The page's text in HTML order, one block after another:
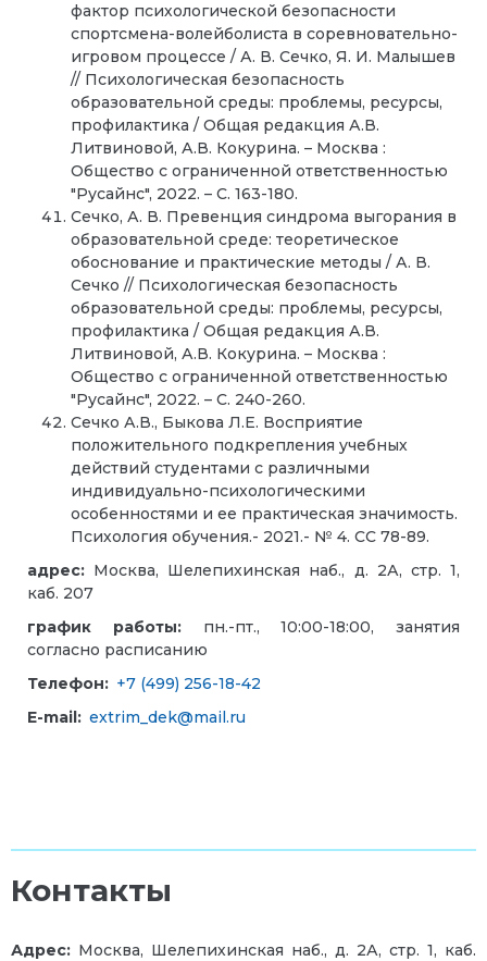
фактор психологической безопасности
спортсмена-волейболиста в соревновательно-
игровом процессе / А. В. Сечко, Я. И. Малышев
// Психологическая безопасность
образовательной среды: проблемы, ресурсы,
профилактика / Общая редакция А.В.
Литвиновой, А.В. Кокурина. – Москва :
Общество с ограниченной ответственностью
"Русайнс", 2022. – С. 163-180.
Сечко, А. В. Превенция синдрома выгорания в
образовательной среде: теоретическое
обоснование и практические методы / А. В.
Сечко // Психологическая безопасность
образовательной среды: проблемы, ресурсы,
профилактика / Общая редакция А.В.
Литвиновой, А.В. Кокурина. – Москва :
Общество с ограниченной ответственностью
"Русайнс", 2022. – С. 240-260.
Сечко А.В., Быкова Л.Е. Восприятие
положительного подкрепления учебных
действий студентами с различными
индивидуально-психологическими
особенностями и ее практическая значимость.
Психология обучения.- 2021.- № 4. СС 78-89.
адрес: Москва, Шелепихинская наб., д. 2А, стр. 1,
каб. 207
график работы:пн.-пт., 10:00-18:00, занятия
согласно расписанию
Телефон: +7 (499) 256-18-42
E-mail: extrim_dek@mail.ru
Контакты
Адрес: Москва, Шелепихинская наб., д. 2А, стр. 1, каб.